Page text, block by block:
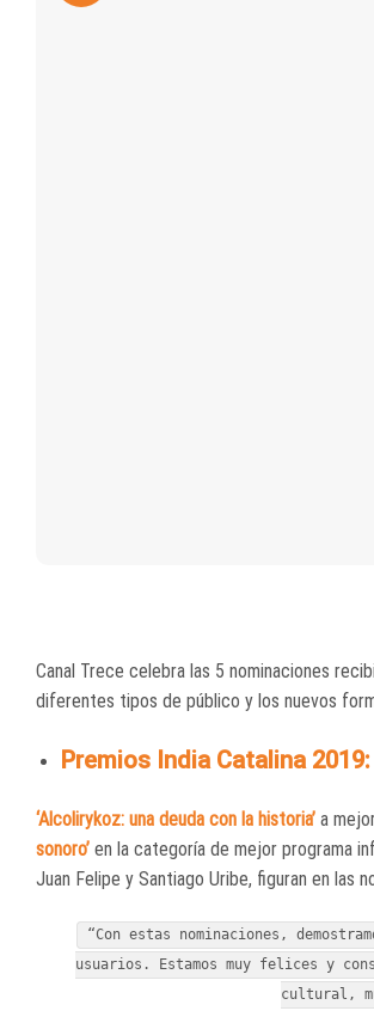
Canal Trece celebra las 5 nominaciones
diferentes tipos de público y los nuevos
Premios India Catalina
‘Alcolirykoz: una deuda con la historia’ a
sonoro’ en la categoría de mejor programa
Juan Felipe y Santiago Uribe, figuran en las
“Con estas nominaciones,
usuarios. Estamos muy felices y
cultural,